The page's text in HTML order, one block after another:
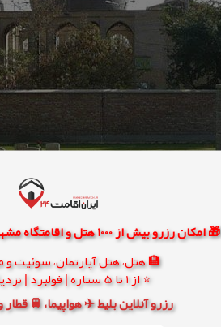
🎁 امکان رزرو بیش از 1000 هتل و اقامتگاه مشهد با 80% تخفیف واقعی
🏨 هتل، هتل آپارتمان، سوئیت و
⭐ از 1 تا 5 ستاره | فولبرد | نزدیک حرم
رزرو آنلاین بلیط ✈️ هواپیما، 🚆